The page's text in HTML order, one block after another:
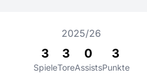
2025/26
3
Spiele
3
Tore
0
Assists
3
Punkte